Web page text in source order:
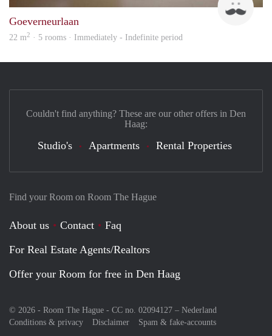
Goeverneurlaan
22 m2 · 5 rooms · Immediately - Indefinite period
Find your Room on Room The Hague
About us Contact
Faq
For Real Estate Agents/Realtors
Offer your Room for free in Den Haag
© 2026 - Room The Hague - CC no. 02094127 – Nederland
Conditions & privacy
Disclaimer Spam & fake-accounts
Couldn't find anything? These are our other offers in Den
Haag:
Studio's Apartments Rental Properties